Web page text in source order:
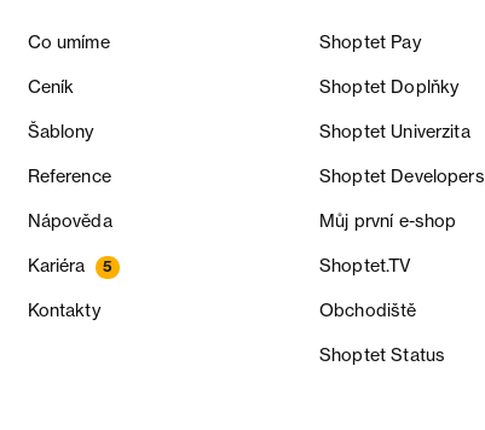
Co umíme
Ceník
Šablony
Reference
Nápověda
Kariéra 5
Kontakty
Shoptet Pay
Shoptet Doplňky
Shoptet Univerzita
Shoptet Developers
Můj první e-shop
Shoptet.TV
Obchodiště
Shoptet Status